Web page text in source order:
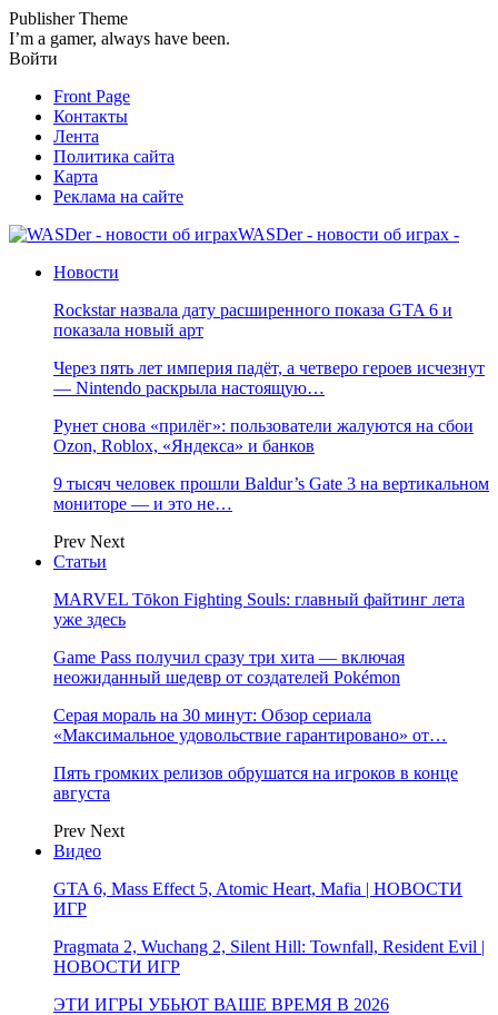
Publisher Theme
I’m a gamer, always have been.
Войти
Front Page
Контакты
Лента
Политика сайта
Карта
Реклама на сайте
WASDer - новости об играх -
Новости
Rockstar назвала дату расширенного показа GTA 6 и
показала новый арт
Через пять лет империя падёт, а четверо героев исчезнут
— Nintendo раскрыла настоящую…
Рунет снова «прилёг»: пользователи жалуются на сбои
Ozon, Roblox, «Яндекса» и банков
9 тысяч человек прошли Baldur’s Gate 3 на вертикальном
мониторе — и это не…
Prev Next
Статьи
MARVEL Tōkon Fighting Souls: главный файтинг лета
уже здесь
Game Pass получил сразу три хита — включая
неожиданный шедевр от создателей Pokémon
Серая мораль на 30 минут: Обзор сериала
«Максимальное удовольствие гарантировано» от…
Пять громких релизов обрушатся на игроков в конце
августа
Prev Next
Видео
GTA 6, Mass Effect 5, Atomic Heart, Mafia | НОВОСТИ
ИГР
Pragmata 2, Wuchang 2, Silent Hill: Townfall, Resident Evil |
НОВОСТИ ИГР
ЭТИ ИГРЫ УБЬЮТ ВАШЕ ВРЕМЯ В 2026